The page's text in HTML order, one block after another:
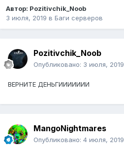
Автор: Pozitivchik_Noob
3 июля, 2019 в Баги серверов
Pozitivchik_Noob
Опубликовано: 3 июля, 2019
ВЕРНИТЕ ДЕНЬГИИИИИИИ
MangoNightmares
Опубликовано: 4 июля, 2019